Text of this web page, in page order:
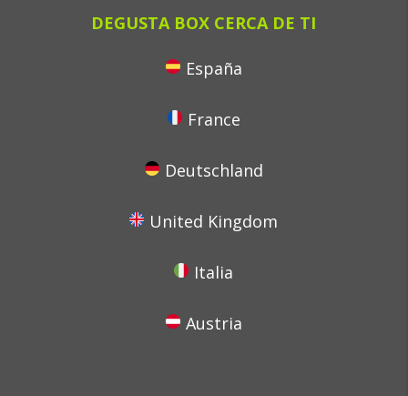
DEGUSTA BOX CERCA DE TI
España
France
Deutschland
United Kingdom
Italia
Austria